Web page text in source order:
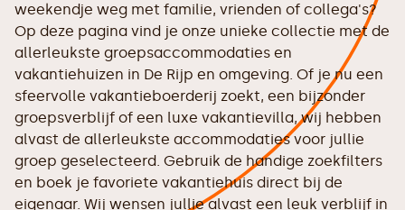
weekendje weg met familie, vrienden of collega's?
Op deze pagina vind je onze unieke collectie met de
allerleukste groepsaccommodaties en
vakantiehuizen in De Rijp en omgeving. Of je nu een
sfeervolle vakantieboerderij zoekt, een bijzonder
groepsverblijf of een luxe vakantievilla, wij hebben
alvast de allerleukste accommodaties voor jullie
groep geselecteerd. Gebruik de handige zoekfilters
en boek je favoriete vakantiehuis direct bij de
eigenaar. Wij wensen jullie alvast een leuk verblijf in